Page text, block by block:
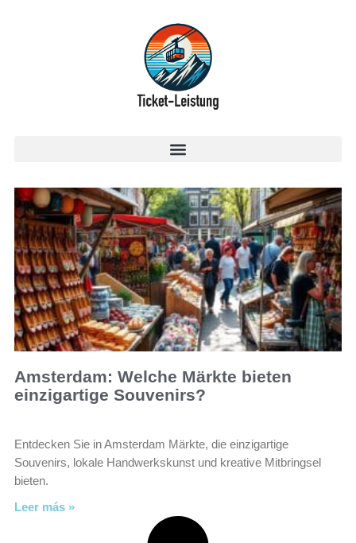
Amsterdam: Welche Märkte bieten
einzigartige Souvenirs?
Entdecken Sie in Amsterdam Märkte, die einzigartige
Souvenirs, lokale Handwerkskunst und kreative Mitbringsel
bieten.
Leer más »